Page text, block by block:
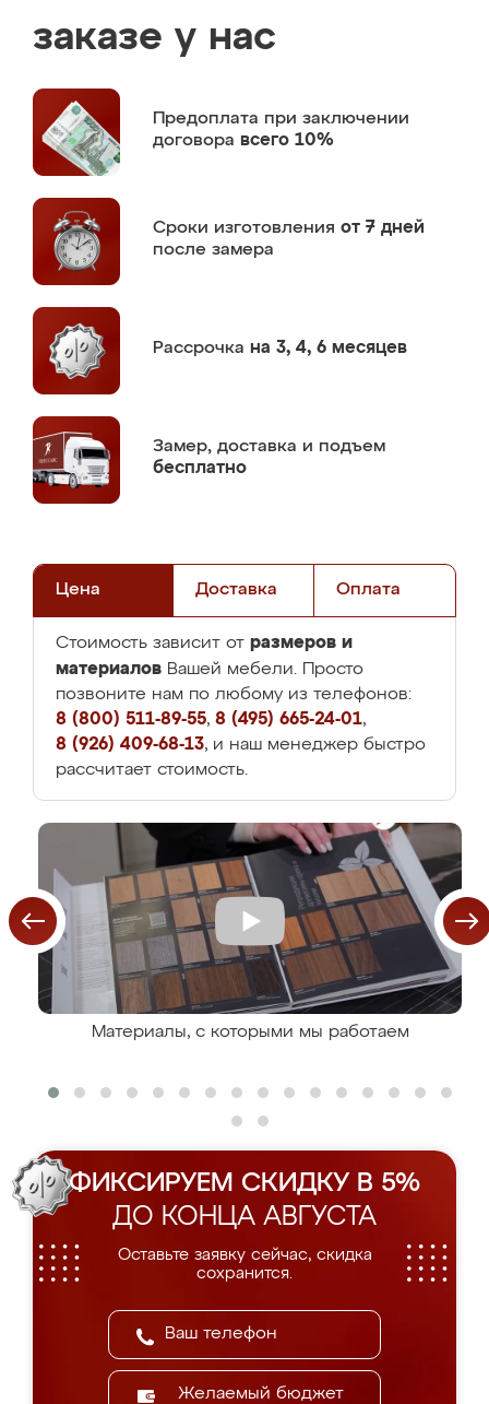
заказе у нас
Предоплата при заключении
договора всего 10%
Сроки изготовления от 7 дней
после замера
Рассрочка на 3, 4, 6 месяцев
Замер, доставка и подъем
бесплатно
Цена Доставка Оплата
Стоимость зависит от размеров и
материалов Вашей мебели. Просто
позвоните нам по любому из телефонов:
8 (800) 511-89-55, 8 (495) 665-24-01,
8 (926) 409-68-13, и наш менеджер быстро
рассчитает стоимость.
Материалы, с которыми мы работаем
ФИКСИРУЕМ СКИДКУ В 5%
ДО КОНЦА АВГУСТА
Оставьте заявку сейчас, скидка
сохранится.
Желаемый бюджет